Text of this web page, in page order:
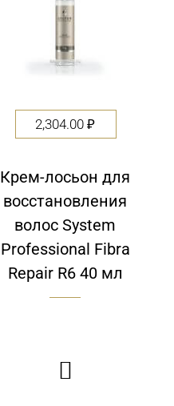
2,304.00₽
Крем-лосьон для
восстановления
волос System
Professional Fibra
Repair R6 40 мл
